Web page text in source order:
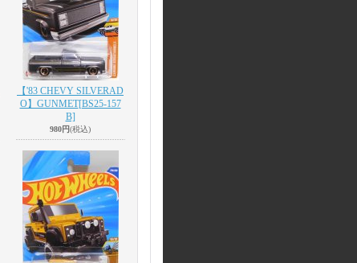
【'83 CHEVY SILVERAD
O】GUNMET[BS25-157
B]
980円(税込)